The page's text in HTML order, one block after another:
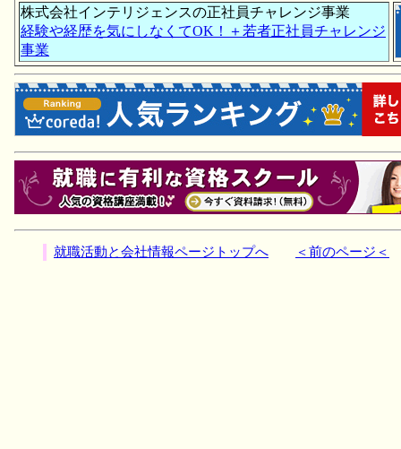
株式会社インテリジェンスの正社員チャレンジ事業
経験や経歴を気にしなくてOK！＋若者正社員チャレンジ
事業
就職活動と会社情報ページトップへ ＜前のページ＜